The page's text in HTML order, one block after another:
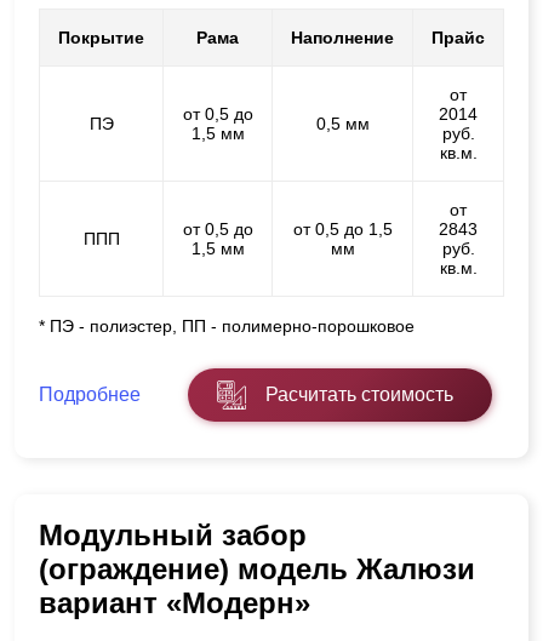
Покрытие Рама Наполнение Прайс
ПЭ
от 0,5 до
1,5 мм
0,5 мм
от
2014
руб.
кв.м.
ППП
от 0,5 до
1,5 мм
от 0,5 до 1,5
мм
от
2843
руб.
кв.м.
* ПЭ - полиэстер, ПП - полимерно-порошковое
Подробнее Расчитать стоимость
Модульный забор
(ограждение) модель Жалюзи
вариант «Модерн»